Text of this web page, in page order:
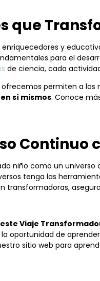
que
y
para el
de ciencia, cada
permiten a
sí mismos. Conoce
Continuo
niño como un universo
tenga las
transformadoras,
Viaje
oportunidad de
sitio web para